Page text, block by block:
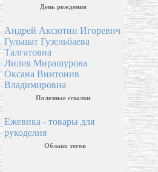
День рождения
Андрей Аксютин Игоревич
Гульшат Гузельбаева
Талгатовна
Лилия Мирашурова
Оксана Винтонив
Владимировна
Полезные ссылки
Ежевика - товары для
рукоделия
Облако тегов